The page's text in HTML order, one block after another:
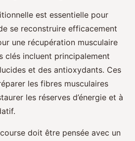
est essentielle pour
se reconstruire efficacement
une récupération musculaire
clés incluent principalement
et des antioxydants. Ces
les fibres musculaires
les réserves d’énergie et à
doit être pensée avec un